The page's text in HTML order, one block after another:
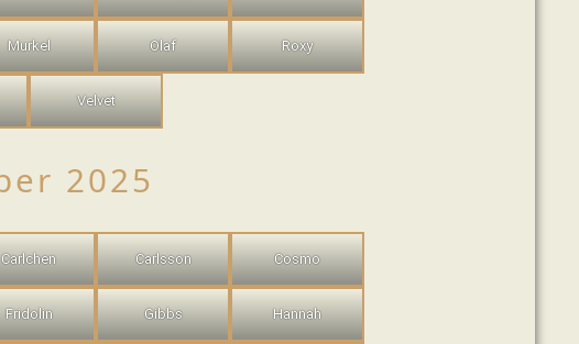
Murkel Olaf Roxy
Velvet
2025
Carlchen Carlsson Cosmo
Fridolin Gibbs Hannah